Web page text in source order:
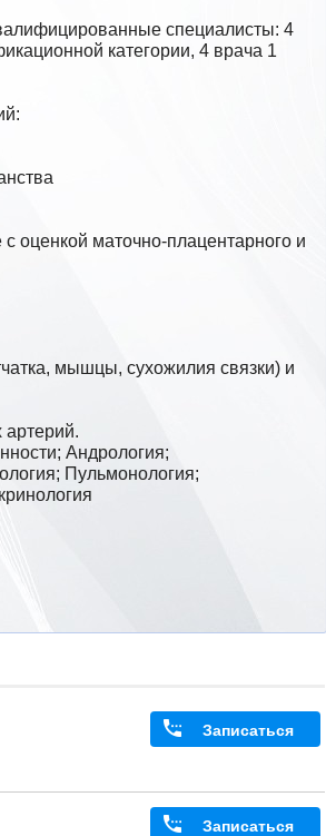
специалисты: 4
категории, 4 врача 1
артерий.
Андрология;
Пульмонология;
Записаться
Записаться